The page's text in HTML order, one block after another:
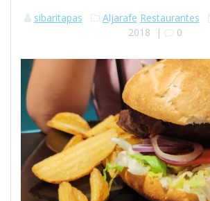
sibaritapas Aljarafe Restaurantes
2018 | 0